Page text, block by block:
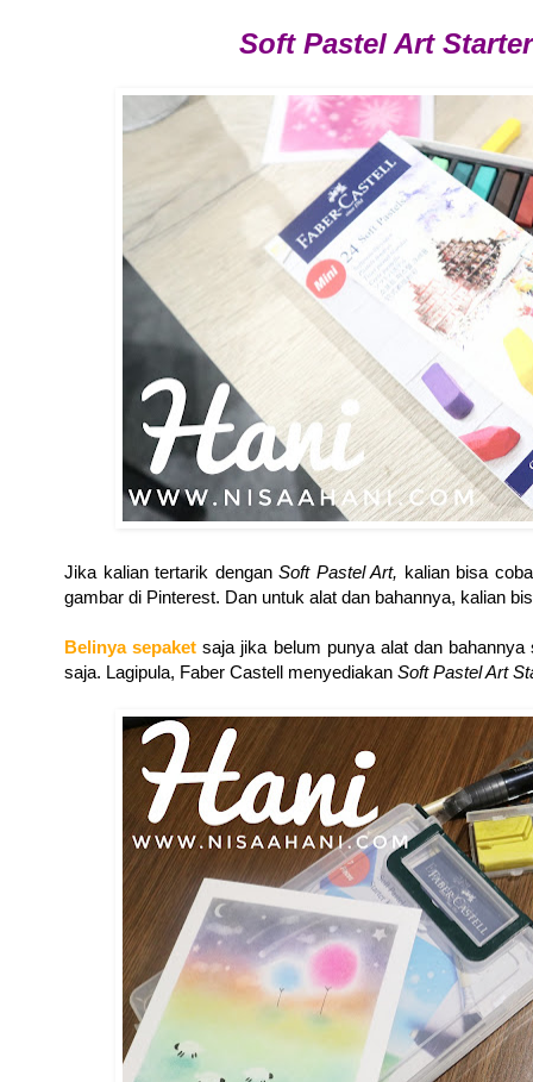
Soft Pastel Art
Jika kalian tertarik denganSoft Pastel Art, kalian bisa
gambar di Pinterest. Dan untuk alat dan bahannya, kalian
Belinya sepaket saja jika belum punya alat dan
saja. Lagipula, Faber Castell menyediakan Soft Pastel Art